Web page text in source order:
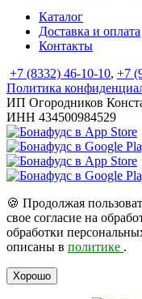
Каталог
Доставка и оплата
Контакты
+7 (8332) 46-10-10, +7
Политика
ИП Огородников
ИНН 434500984529
🍪 Продолжая
свое согласие на
обработки
описаны в политике .
Хорошо